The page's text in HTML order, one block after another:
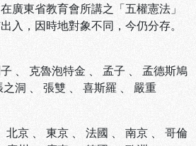
廣東省教育會所講之「五權憲法」
入，因時地對象不同，今仍分存。
、 克魯泡特金 、 孟子 、 孟德斯鳩
之洞 、 張雙 、 喜斯羅 、 嚴重
北京 、 東京 、 法國 、 南京 、 哥倫